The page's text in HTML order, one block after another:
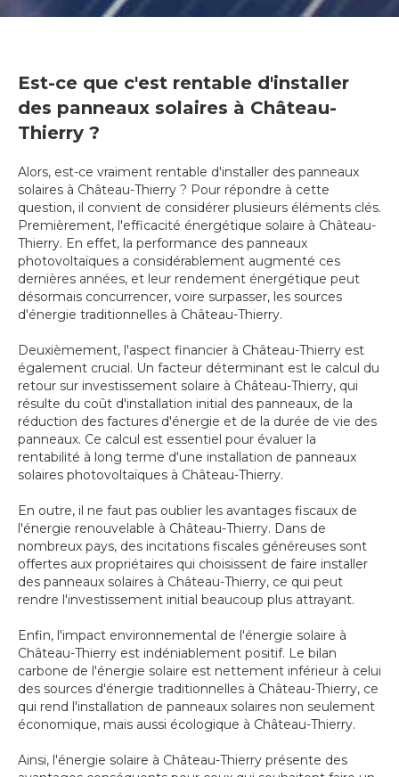
Est-ce que c'est rentable d'installer
des panneaux solaires à Château-
Thierry ?
Alors, est-ce vraiment rentable d'installer des panneaux
solaires à Château-Thierry ? Pour répondre à cette
question, il convient de considérer plusieurs éléments clés.
Premièrement, l'efficacité énergétique solaire à Château-
Thierry. En effet, la performance des panneaux
photovoltaïques a considérablement augmenté ces
dernières années, et leur rendement énergétique peut
désormais concurrencer, voire surpasser, les sources
d'énergie traditionnelles à Château-Thierry.
Deuxièmement, l'aspect financier à Château-Thierry est
également crucial. Un facteur déterminant est le calcul du
retour sur investissement solaire à Château-Thierry, qui
résulte du coût d'installation initial des panneaux, de la
réduction des factures d'énergie et de la durée de vie des
panneaux. Ce calcul est essentiel pour évaluer la
rentabilité à long terme d'une installation de panneaux
solaires photovoltaïques à Château-Thierry.
En outre, il ne faut pas oublier les avantages fiscaux de
l'énergie renouvelable à Château-Thierry. Dans de
nombreux pays, des incitations fiscales généreuses sont
offertes aux propriétaires qui choisissent de faire installer
des panneaux solaires à Château-Thierry, ce qui peut
rendre l'investissement initial beaucoup plus attrayant.
Enfin, l'impact environnemental de l'énergie solaire à
Château-Thierry est indéniablement positif. Le bilan
carbone de l'énergie solaire est nettement inférieur à celui
des sources d'énergie traditionnelles à Château-Thierry, ce
qui rend l'installation de panneaux solaires non seulement
économique, mais aussi écologique à Château-Thierry.
Ainsi, l'énergie solaire à Château-Thierry présente des